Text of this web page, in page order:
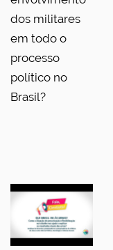
dos militares
em todo o
processo
político no
Brasil?